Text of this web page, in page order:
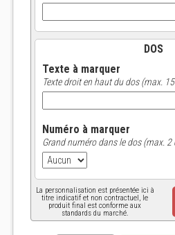
DOS
Texte à marquer
Texte droit en haut du dos (max.
Numéro à marquer
Grand numéro dans le dos (max.
La personnalisation est présentée ici à
titre indicatif et non contractuel, le
produit final est conforme aux
standards du marché.